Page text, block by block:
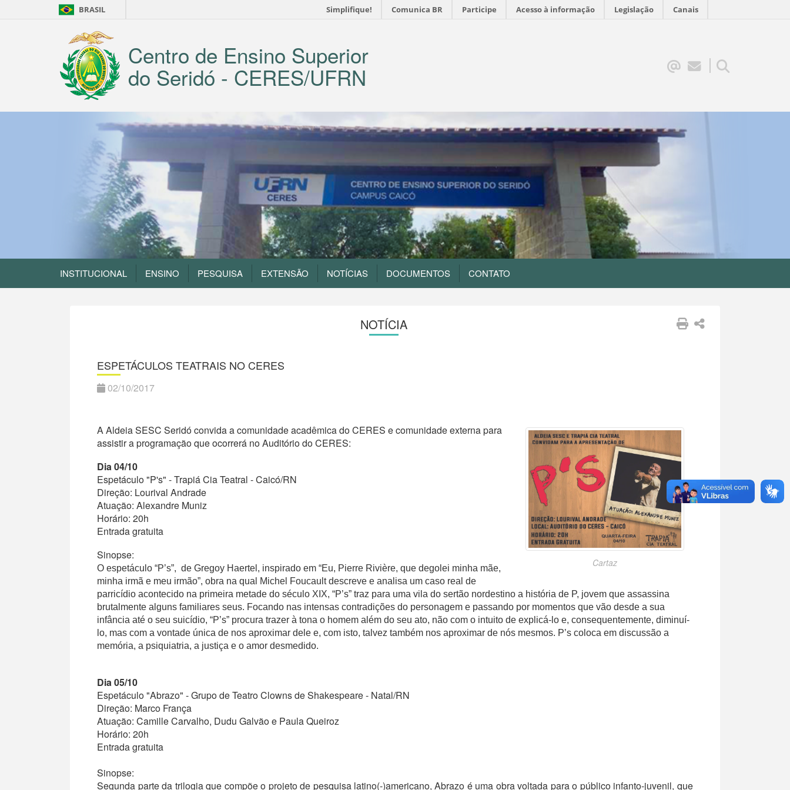
BRASIL Simplifique! Comunica BR Participe Acesso à informação Legislação Canais
Centro de Ensino Superior
do Seridó - CERES/UFRN
INSTITUCIONAL ENSINO PESQUISA EXTENSÃO NOTÍCIAS DOCUMENTOS CONTATO
NOTÍCIA
ESPETÁCULOS TEATRAIS NO CERES
02/10/2017
Cartaz
A Aldeia SESC Seridó convida a comunidade acadêmica do CERES e comunidade externa para
assistir a programação que ocorrerá no Auditório do CERES:
Dia 04/10
Espetáculo "P's" - Trapiá Cia Teatral - Caicó/RN
Direção: Lourival Andrade
Atuação: Alexandre Muniz
Horário: 20h
Entrada gratuita
Sinopse:
O espetáculo “P’s”, de Gregoy Haertel, inspirado em “Eu, Pierre Rivière, que degolei minha mãe,
minha irmã e meu irmão”, obra na qual Michel Foucault descreve e analisa um caso real de
parricídio acontecido na primeira metade do século XIX, “P’s” traz para uma vila do sertão nordestino a história de P, jovem que assassina
brutalmente alguns familiares seus. Focando nas intensas contradições do personagem e passando por momentos que vão desde a sua
infância até o seu suicídio, “P’s” procura trazer à tona o homem além do seu ato, não com o intuito de explicá-lo e, consequentemente, diminuí-
lo, mas com a vontade única de nos aproximar dele e, com isto, talvez também nos aproximar de nós mesmos. P’s coloca em discussão a
memória, a psiquiatria, a justiça e o amor desmedido.
Dia 05/10
Espetáculo "Abrazo" -Grupo de Teatro Clowns de Shakespeare - Natal/RN
Direção: Marco França
Atuação:Camille Carvalho, Dudu Galvão e Paula Queiroz
Horário: 20h
Entrada gratuita
Sinopse:
Segunda parte da trilogia que compõe o projeto de pesquisa latino(-)americano, Abrazo é uma obra voltada para o público infanto-juvenil, que